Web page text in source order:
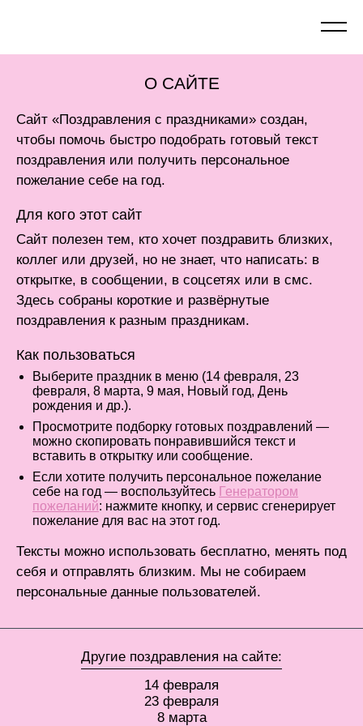
О САЙТЕ
Сайт «Поздравления с праздниками» создан,
чтобы помочь быстро подобрать готовый текст
поздравления или получить персональное
пожелание себе на год.
Для кого этот сайт
Сайт полезен тем, кто хочет поздравить близких,
коллег или друзей, но не знает, что написать: в
открытке, в сообщении, в соцсетях или в смс.
Здесь собраны короткие и развёрнутые
поздравления к разным праздникам.
Как пользоваться
Выберите праздник в меню (14 февраля, 23
февраля, 8 марта, 9 мая, Новый год, День
рождения и др.).
Просмотрите подборку готовых поздравлений —
можно скопировать понравившийся текст и
вставить в открытку или сообщение.
Если хотите получить персональное пожелание
себе на год — воспользуйтесь Генератором
пожеланий: нажмите кнопку, и сервис сгенерирует
пожелание для вас на этот год.
Тексты можно использовать бесплатно, менять под
себя и отправлять близким. Мы не собираем
персональные данные пользователей.
Другие поздравления на сайте:
14 февраля
23 февраля
8 марта